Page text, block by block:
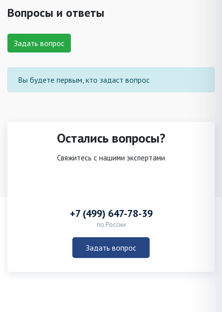
Вопросы и ответы
Задать вопрос
Вы будете первым, кто задаст вопрос
Остались вопросы?
Свяжитесь с нашими экспертами
+7 (499) 647-78-39
по России
Задать вопрос